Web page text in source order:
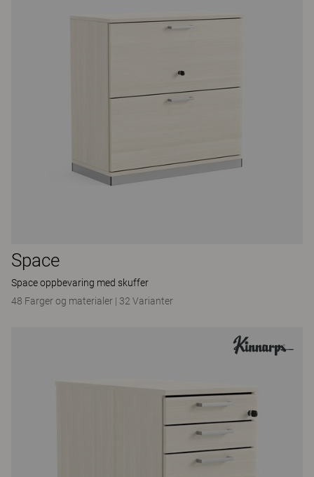
Space
Space oppbevaring med skuffer
48 Farger og materialer | 32 Varianter